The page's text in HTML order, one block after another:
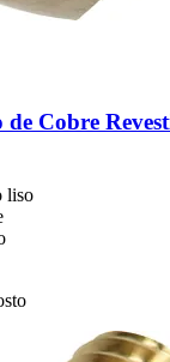
de Cobre
liso